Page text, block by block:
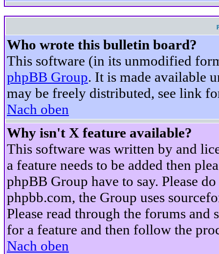
Who wrote this bulletin board?
This software (in its unmodified
phpBB Group. It is made available
may be freely distributed, see link
Nach oben
Why isn't X feature available?
This software was written by and
a feature needs to be added then
phpBB Group have to say. Please
phpbb.com, the Group uses
Please read through the forums
for a feature and then follow the
Nach oben